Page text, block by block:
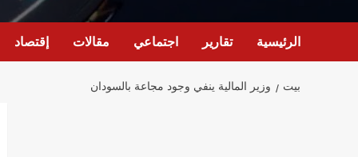
الرئيسية تقارير اجتماعي مقالات إقتصاد
بيت وزير المالية ينفي وجود مجاعة بالسودان